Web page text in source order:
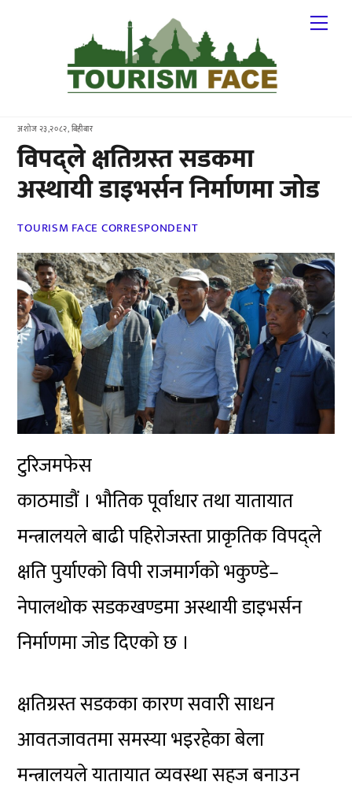
अशोज २३,२०८२, बिहीबार
विपद्ले क्षतिग्रस्त सडकमा
अस्थायी डाइभर्सन निर्माणमा जोड
TOURISM FACE CORRESPONDENT
टुरिजमफेस
काठमाडौं । भौतिक पूर्वाधार तथा यातायात
मन्त्रालयले बाढी पहिरोजस्ता प्राकृतिक विपद्ले
क्षति पुर्याएको विपी राजमार्गको भकुण्डे–
नेपालथोक सडकखण्डमा अस्थायी डाइभर्सन
निर्माणमा जोड दिएको छ ।
क्षतिग्रस्त सडकका कारण सवारी साधन
आवतजावतमा समस्या भइरहेका बेला
मन्त्रालयले यातायात व्यवस्था सहज बनाउन